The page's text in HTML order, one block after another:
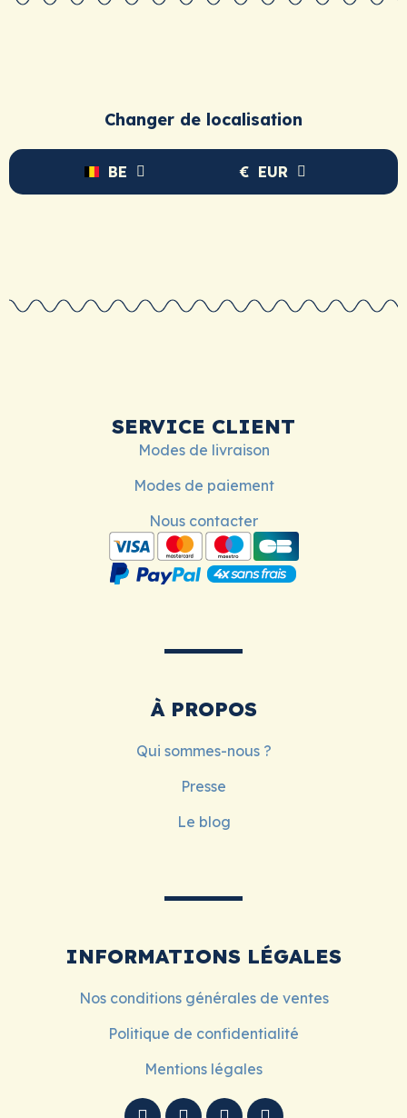
Changer de localisation
BE € EUR
SERVICE CLIENT
Modes de livraison
Modes de paiement
Nous contacter
À PROPOS
Qui sommes-nous ?
Presse
Le blog
INFORMATIONS LÉGALES
Nos conditions générales de ventes
Politique de confidentialité
Mentions légales